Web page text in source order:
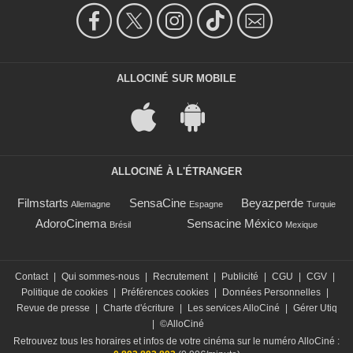
ALLOCINÉ SUR MOBILE
ALLOCINÉ À L'ÉTRANGER
Filmstarts Allemagne SensaCine Espagne Beyazperde Turquie
AdoroCinema Brésil Sensacine México Mexique
Contact Qui sommes-nous Recrutement Publicité CGU CGV
Politique de cookies
Préférences cookies Données Personnelles
Revue de presse
Charte d'écriture Les services AlloCiné
Gérer Utiq
©AlloCiné
Retrouvez tous les horaires et infos de votre cinéma sur le numéro AlloCiné :